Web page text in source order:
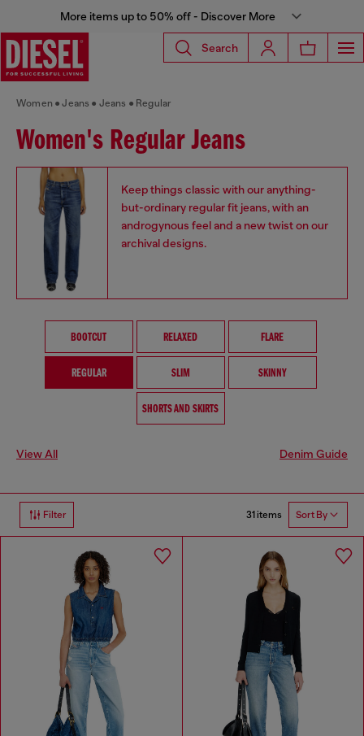
More items up to 50% off - Discover More
Search
Women Jeans Jeans Regular
Women's Regular Jeans
Keep things classic with our anything-
but-ordinary regular fit jeans, with an
androgynous feel and a new twist on our
archival designs.
BOOTCUT RELAXED FLARE
REGULAR SLIM SKINNY
SHORTS AND SKIRTS
View All Denim Guide
Filter 31 items Sort By